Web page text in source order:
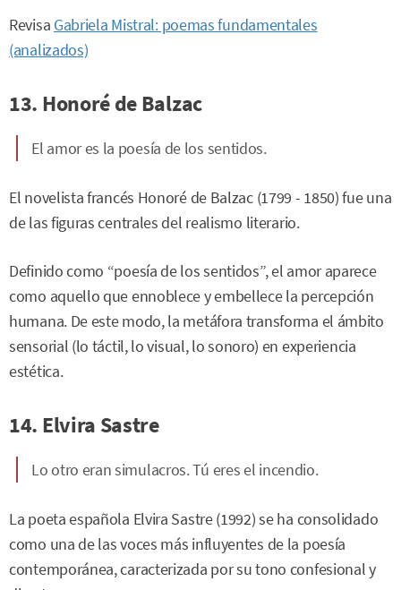
Revisa Gabriela Mistral: poemas fundamentales
(analizados)
13. Honoré de Balzac
El amor es la poesía de los sentidos.
El novelista francés Honoré de Balzac (1799 - 1850) fue una
de las figuras centrales del realismo literario.
Definido como “poesía de los sentidos”, el amor aparece
como aquello que ennoblece y embellece la percepción
humana. De este modo, la metáfora transforma el ámbito
sensorial (lo táctil, lo visual, lo sonoro) en experiencia
estética.
14. Elvira Sastre
Lo otro eran simulacros. Tú eres el incendio.
La poeta española Elvira Sastre (1992) se ha consolidado
como una de las voces más influyentes de la poesía
contemporánea, caracterizada por su tono confesional y